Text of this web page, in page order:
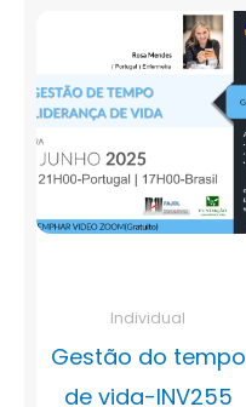
Individual
Gestão do tempo
de vida-INV255